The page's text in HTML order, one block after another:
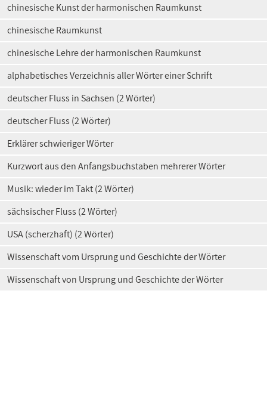
chinesische Kunst der harmonischen Raumkunst
chinesische Raumkunst
chinesische Lehre der harmonischen Raumkunst
alphabetisches Verzeichnis aller Wörter einer Schrift
deutscher Fluss in Sachsen (2 Wörter)
deutscher Fluss (2 Wörter)
Erklärer schwieriger Wörter
Kurzwort aus den Anfangsbuchstaben mehrerer Wörter
Musik: wieder im Takt (2 Wörter)
sächsischer Fluss (2 Wörter)
USA (scherzhaft) (2 Wörter)
Wissenschaft vom Ursprung und Geschichte der Wörter
Wissenschaft von Ursprung und Geschichte der Wörter